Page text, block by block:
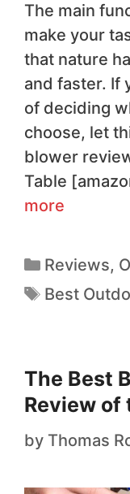
The main
make your
that nature
and faster. If
of deciding
choose, let
blower
Table
more
Reviews,
Best
The Best
Review of
by Thomas